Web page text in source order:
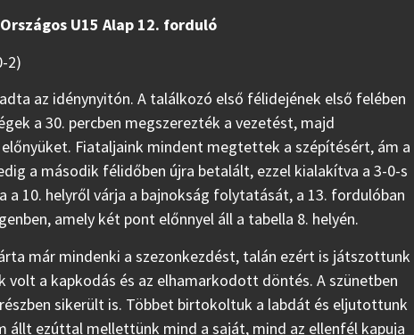
Országos U15 Alap 12. forduló
2)
az idénynyitón. A találkozó első félidejének első felében
a 30. percben megszerezték a vezetést, majd
Fiataljaink mindent megtettek a szépítésért, ám a
a második félidőben újra betalált, ezzel kialakítva a 3-0-s
a 10. helyről várja a bajnokság folytatását, a 13. fordulóban
amely két pont előnnyel áll a tabella 8. helyén.
már mindenki a szezonkezdést, talán ezért is játszottunk
volt a kapkodás és az elhamarkodott döntés. A szünetben
sikerült is. Többet birtokoltuk a labdát és eljutottunk
állt ezúttal mellettünk mind a saját, mind az ellenfél kapuja